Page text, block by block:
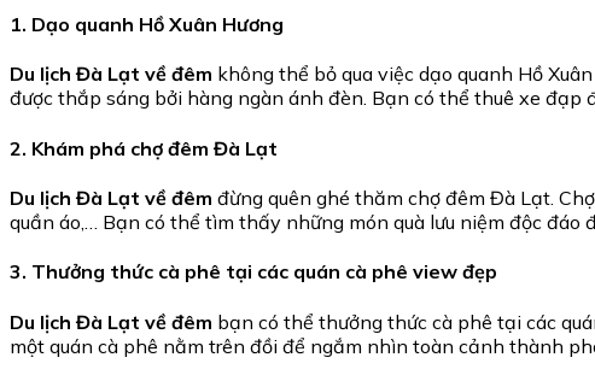
1. Dạo quanh Hồ Xuân Hương
Du lịch Đà Lạt về đêm không thể bỏ qua việc dạo quanh Hồ
được thắp sáng bởi hàng ngàn ánh đèn. Bạn có thể thuê xe đạp
2. Khám phá chợ đêm Đà Lạt
Du lịch Đà Lạt về đêm đừng quên ghé thăm chợ đêm Đà Lạt.
quần áo,… Bạn có thể tìm thấy những món quà lưu niệm độc đáo
3. Thưởng thức cà phê tại các quán cà phê view đẹp
Du lịch Đà Lạt về đêm bạn có thể thưởng thức cà phê tại các
một quán cà phê nằm trên đồi để ngắm nhìn toàn cảnh thành